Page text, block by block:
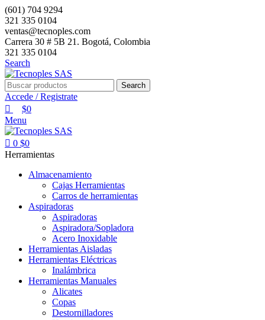
(601) 704 9294
321 335 0104
ventas@tecnoples.com
Carrera 30 # 5B 21. Bogotá, Colombia
321 335 0104
Search
Search
Accede / Registrate
$0
Menu
0 $0
Herramientas
Almacenamiento
Cajas Herramientas
Carros de herramientas
Aspiradoras
Aspiradoras
Aspiradora/Sopladora
Acero Inoxidable
Herramientas Aisladas
Herramientas Eléctricas
Inalámbrica
Herramientas Manuales
Alicates
Copas
Destornilladores